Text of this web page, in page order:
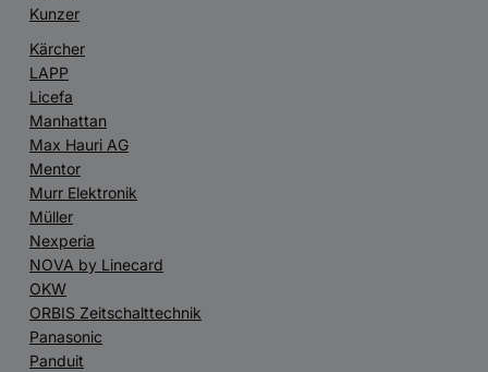
Kunzer
Kärcher
LAPP
Licefa
Manhattan
Max Hauri AG
Mentor
Murr Elektronik
Müller
Nexperia
NOVA by Linecard
OKW
ORBIS Zeitschalttechnik
Panasonic
Panduit